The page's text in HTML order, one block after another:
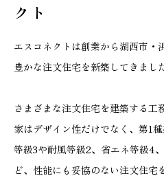
クト
エスコネクトは創業から湖西市・
豊かな注文住宅を新築してきました
さまざまな注文住宅を建築する工
家はデザイン性だけでなく、第1
等級3や耐風等級2、省エネ等級4
ど、性能にも妥協のない注文住宅